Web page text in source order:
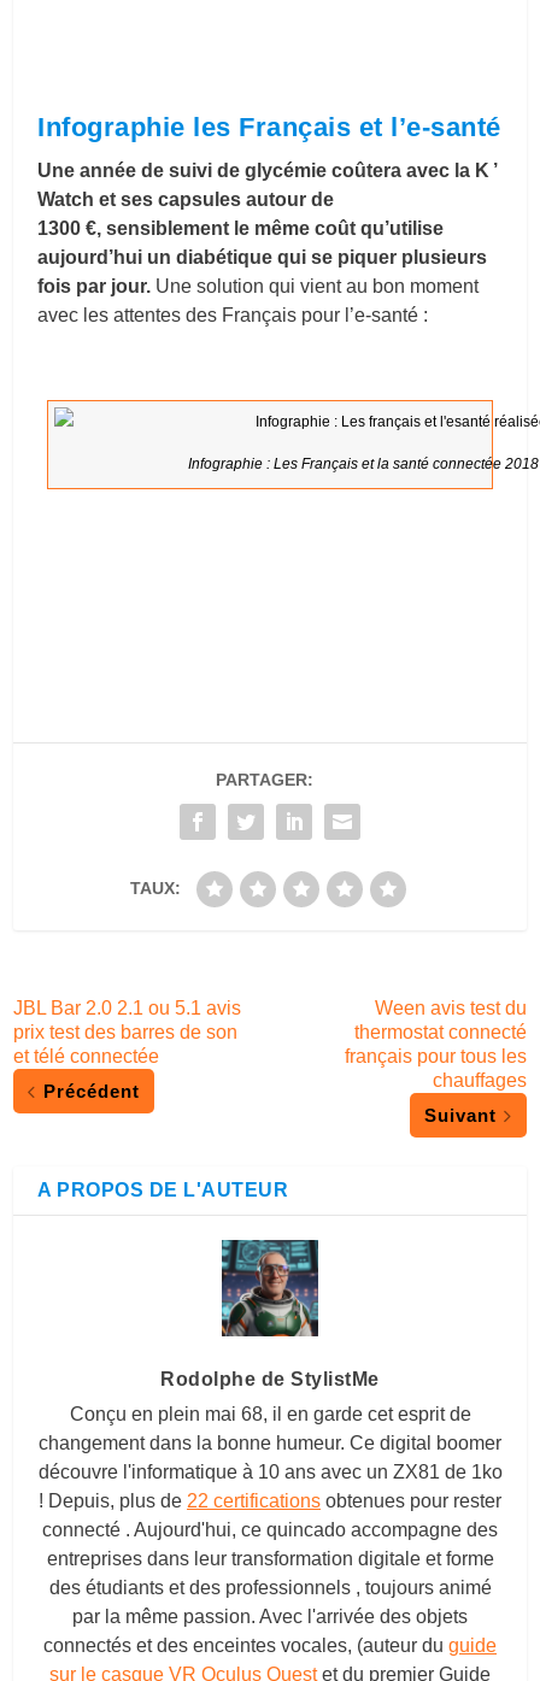
Infographie les Français et l’e-santé
Une année de suivi de glycémie coûtera avec la K ’
Watch et ses capsules autour de
1300 €, sensiblement le même coût qu’utilise
aujourd’hui un diabétique qui se piquer plusieurs
fois par jour. Une solution qui vient au bon moment
avec les attentes des Français pour l’e-santé :
Infographie : Les Français et la santé connectée
PARTAGER:
TAUX:
JBL Bar 2.0 2.1 ou 5.1 avis
prix test des barres de son
et télé connectée
Précédent
Ween avis test du
thermostat connecté
français pour tous les
chauffages
Suivant
A PROPOS DE L'AUTEUR
Rodolphe de StylistMe
Conçu en plein mai 68, il en garde cet esprit de
changement dans la bonne humeur. Ce digital boomer
découvre l'informatique à 10 ans avec un ZX81 de 1ko
! Depuis, plus de 22 certifications obtenues pour rester
connecté . Aujourd'hui, ce quincado accompagne des
entreprises dans leur transformation digitale et forme
des étudiants et des professionnels , toujours animé
par la même passion. Avec l'arrivée des objets
connectés et des enceintes vocales, (auteur du guide
sur le casque VR Oculus Questet du premier Guide